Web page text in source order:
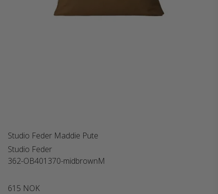
Studio Feder Maddie Pute
Studio Feder
362-OB401370-midbrownM
615 NOK